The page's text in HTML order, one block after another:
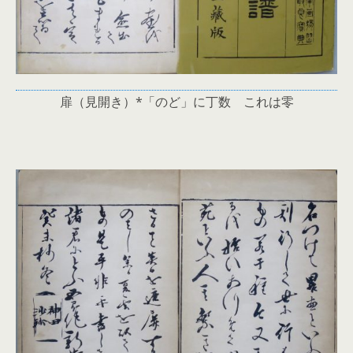
扉（見開き）*「のど」に丁数 これは零